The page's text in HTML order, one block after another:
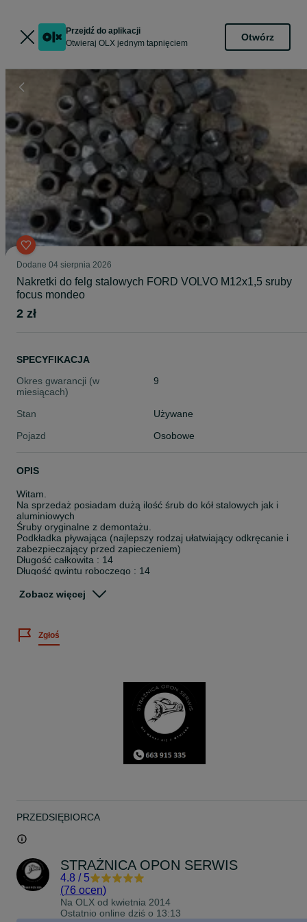
Przejdź do aplikacji
Otwieraj OLX jednym tapnięciem
Otwórz
Dodane 04 sierpnia 2026
Nakretki do felg stalowych FORD VOLVO M12x1,5 sruby
focus mondeo
2 zł
SPECYFIKACJA
Okres gwarancji (w
miesiącach)
9
Stan
Używane
Pojazd
Osobowe
OPIS
Witam.
Na sprzedaż posiadam dużą ilość śrub do kół stalowych jak i
aluminiowych
Śruby oryginalne z demontażu.
Podkładka pływająca (najlepszy rodzaj ułatwiający odkręcanie i
zabezpieczający przed zapieczeniem)
Długość całkowita : 14
Długość gwintu roboczego : 14
Na klucz : 19
Pasujących do miedzy innymi;
Escort Cosworth 1992-1996 ABLC4
Escort I, II 1968-1980 ATH, BATN, BADR, GATR, GAFR, GADR
Escort u. Orion incl. Cabrio u. Turnier 1985-1990 AVF, AFF, AWD
Escort u. Orion incl. Cabrio u. Turnier 1986-1990 GAA, GAF, ALD,
Escort u. Orion incl. Cabrio u. Turnier 1990-1998 GAL, AAL, ABL,
Fiesta 1989-1996 GFJ
Fiesta 1995-1999 JAS, JBS
Fiesta 1996-2000 J3S, J5S
Fiesta 2002-2008 JH1, JD3
Fiesta 2008-2017 JA8
Fiesta 2017- JHH
Focus inkl. Turnier 1998-2004 DAW, DBW, DFW, DNW, DA1, DB1,
DN1, DBY
Fusion 2002-2012 JU2
KA 1996-2008 RBT
Zobacz więcej
Zgłoś
PRZEDSIĘBIORCA
STRAŻNICA OPON SERWIS
4.8 / 5
(76 ocen)
Na OLX od kwietnia 2014
Ostatnio online dziś o 13:13